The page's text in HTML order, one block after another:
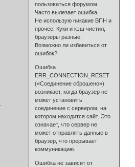
пользоваться форумом.
Часто вылезает ошибка.
Не использую никакие ВПН и
прочее. Куки и кэш чистил,
браузеры разные.
Возможно ли избавиться от
ошибок?
Ошибка
ERR_CONNECTION_RESET
(«Соединение сброшено»)
возникает, когда браузер не
может установить
соединение с сервером, на
котором находится сайт. Это
означает, что сервер не
может отправлять данные в
браузер, что прерывает
коммуникацию.
Ошибка не зависит от